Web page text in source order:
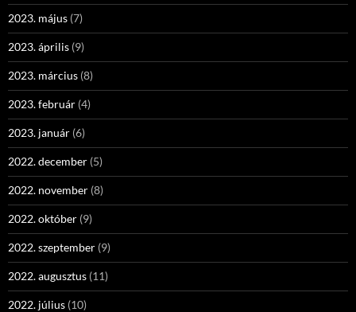
2023. május (7)
2023. április (9)
2023. március (8)
2023. február (4)
2023. január (6)
2022. december (5)
2022. november (8)
2022. október (9)
2022. szeptember (9)
2022. augusztus (11)
2022. július (10)